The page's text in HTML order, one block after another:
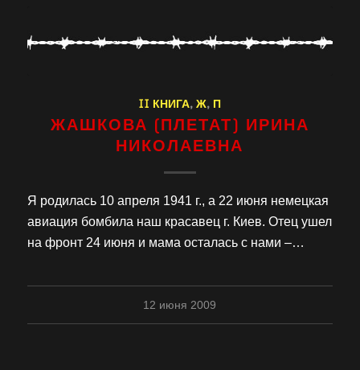
II КНИГА,Ж, П
ЖАШКОВА (ПЛЕТАТ) ИРИНА
НИКОЛАЕВНА
Я родилась 10 апреля 1941 г., а 22 июня немецкая
авиация бомбила наш красавец г. Киев. Отец ушел
на фронт 24 июня и мама осталась с нами –…
12 июня 2009